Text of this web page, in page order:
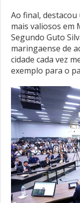
Ao final,
mais valiosos em
Segundo Guto
maringaense de
cidade cada vez
exemplo para o